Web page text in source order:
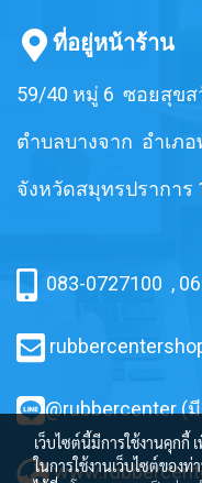
ที่อยู่หน้าร้าน
59/40 หมู่ 6 ซอยสุขส
ตำบลบางจาก อำเภ
จังหวัดสมุทรปราการ
083-0727100 ,
@rubbercenter
เว็บไซต์นี้มีการใช้งานคุก
ในการใช้งานเว็บไซต์ของ